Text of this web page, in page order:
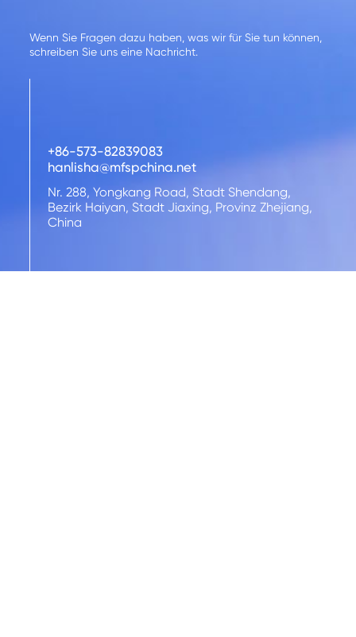
Wenn Sie Fragen dazu haben, was wir für Sie tun können,
schreiben Sie uns eine Nachricht.
+86-573-82839083
hanlisha@mfspchina.net
Nr. 288, Yongkang Road, Stadt Shendang,
Bezirk Haiyan, Stadt Jiaxing, Provinz Zhejiang,
China